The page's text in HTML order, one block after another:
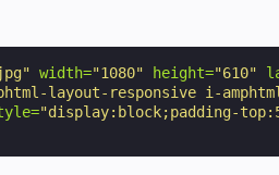
width="1080" height="610"
layout-responsive i-
"display:block;padding-